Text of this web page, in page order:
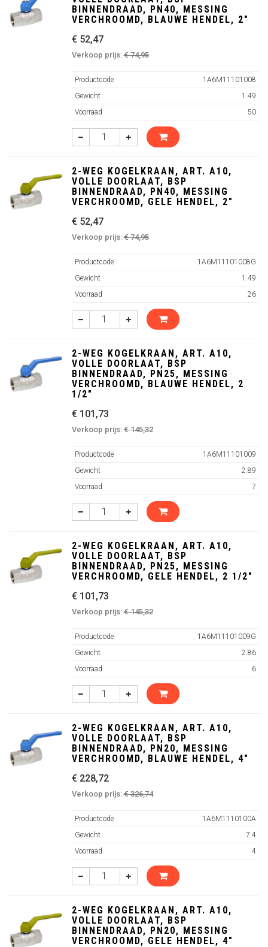
BINNENDRAAD, PN40, MESSING
VERCHROOMD, BLAUWE HENDEL, 2"
€ 52,47
Verkoop prijs:€ 74,95
Productcode
1A6M11101008
Gewicht
1.49
Voorraad
50
2-WEG KOGELKRAAN, ART. A10,
VOLLE DOORLAAT, BSP
BINNENDRAAD, PN40, MESSING
VERCHROOMD, GELE HENDEL, 2"
€ 52,47
Verkoop prijs:€ 74,95
Productcode
1A6M11101008G
Gewicht
1.49
Voorraad
26
2-WEG KOGELKRAAN, ART. A10,
VOLLE DOORLAAT, BSP
BINNENDRAAD, PN25, MESSING
VERCHROOMD, BLAUWE HENDEL, 2
1/2"
€ 101,73
Verkoop prijs:€ 145,32
Productcode
1A6M11101009
Gewicht
2.89
Voorraad
7
2-WEG KOGELKRAAN, ART. A10,
VOLLE DOORLAAT, BSP
BINNENDRAAD, PN25, MESSING
VERCHROOMD, GELE HENDEL, 2 1/2"
€ 101,73
Verkoop prijs:€ 145,32
Productcode
1A6M11101009G
Gewicht
2.86
Voorraad
6
2-WEG KOGELKRAAN, ART. A10,
VOLLE DOORLAAT, BSP
BINNENDRAAD, PN20, MESSING
VERCHROOMD, BLAUWE HENDEL, 4"
€ 228,72
Verkoop prijs:€ 326,74
Productcode
1A6M1110100A
Gewicht
7.4
Voorraad
4
2-WEG KOGELKRAAN, ART. A10,
VOLLE DOORLAAT, BSP
BINNENDRAAD, PN20, MESSING
VERCHROOMD, GELE HENDEL, 4"